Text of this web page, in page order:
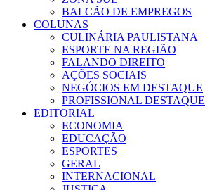
BALCÃO DE EMPREGOS
COLUNAS
CULINÁRIA PAULISTANA
ESPORTE NA REGIÃO
FALANDO DIREITO
AÇÕES SOCIAIS
NEGÓCIOS EM DESTAQUE
PROFISSIONAL DESTAQUE
EDITORIAL
ECONOMIA
EDUCAÇÃO
ESPORTES
GERAL
INTERNACIONAL